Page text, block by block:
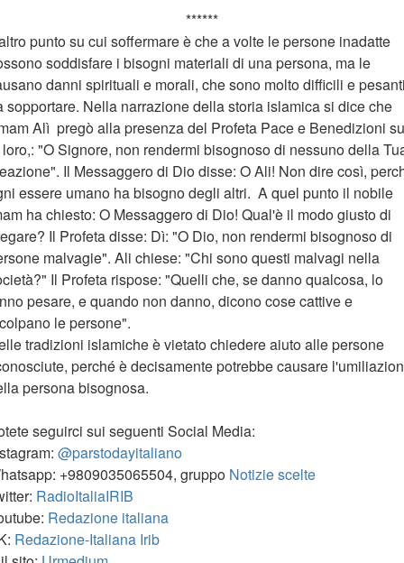
******
punto su cui soffermare è che a volte le persone inadatte
soddisfare i bisogni materiali di una persona, ma le
danni spirituali e morali, che sono molto difficili e
sopportare. Nella narrazione della storia islamica si dice che
Alì pregò alla presenza del Profeta Pace e Benedizioni su
"O Signore, non rendermi bisognoso di nessuno della
Il Messaggero di Dio disse: O Ali! Non dire così,
essere umano ha bisogno degli altri. A quel punto il nobile
ha chiesto: O Messaggero di Dio! Qual'è il modo giusto di
Il Profeta disse: Dì: "O Dio, non rendermi bisognoso di
malvagie". Ali chiese: "Chi sono questi malvagi nella
Il Profeta rispose: "Quelli che, se danno qualcosa, lo
pesare, e quando non danno, dicono cose cattive e
le persone".
tradizioni islamiche è vietato chiedere aiuto alle persone
perché è decisamente potrebbe causare
persona bisognosa.
seguirci sui seguenti Social Media:
@parstodayitaliano
+9809035065504, gruppo Notizie scelte
RadioItaliaIRIB
Redazione italiana
Redazione-Italiana Irib